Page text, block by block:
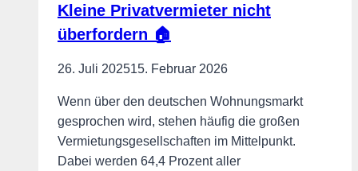
Kleine Privatvermieter nicht
überfordern 🏠
26. Juli 202515. Februar 2026
Wenn über den deutschen Wohnungsmarkt
gesprochen wird, stehen häufig die großen
Vermietungsgesellschaften im Mittelpunkt.
Dabei werden 64,4 Prozent aller